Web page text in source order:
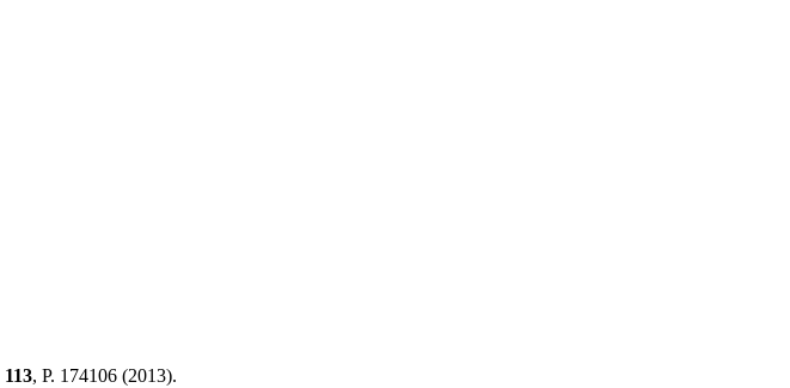
113, P. 174106 (2013).